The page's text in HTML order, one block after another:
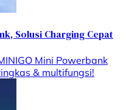
Solusi Charging Cepat
Mini Powerbank
& multifungsi!